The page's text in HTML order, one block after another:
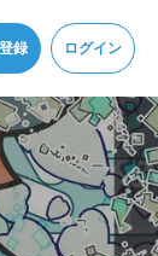
録 ログイン
を改定しました。
す